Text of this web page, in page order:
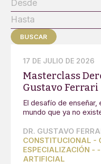
Desde
Hasta
BUSCAR
17 DE JULIO DE 2026
Masterclass
Gustavo Ferrari
El desafío de enseñar,
mundo que ya no
DR. GUSTAVO
CONSTITUCIONAL -
ESPECIALIZACIÓN - -
ARTIFICIAL